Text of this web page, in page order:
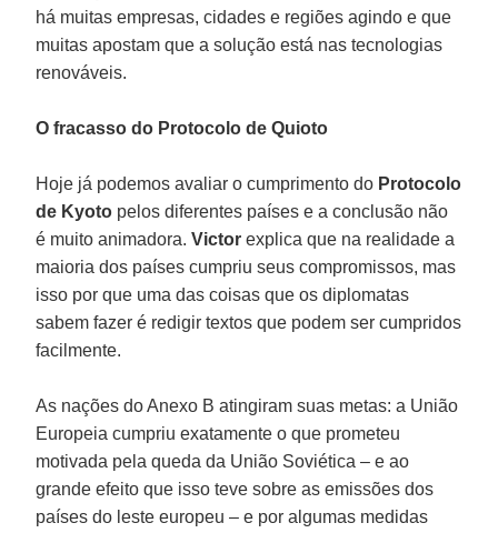
há muitas empresas, cidades e regiões agindo e que
muitas apostam que a solução está nas tecnologias
renováveis.
O fracasso do Protocolo de Quioto
Hoje já podemos avaliar o cumprimento do Protocolo
de Kyoto pelos diferentes países e a conclusão não
é muito animadora.Victorexplica que na realidade a
maioria dos países cumpriu seus compromissos, mas
isso por que uma das coisas que os diplomatas
sabem fazer é redigir textos que podem ser cumpridos
facilmente.
As nações do Anexo B atingiram suas metas: a União
Europeia cumpriu exatamente o que prometeu
motivada pela queda da União Soviética – e ao
grande efeito que isso teve sobre as emissões dos
países do leste europeu – e por algumas medidas